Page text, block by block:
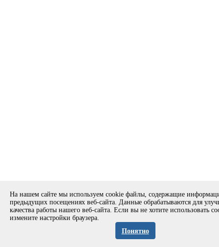
На нашем сайте мы используем cookie файлы, содержащие
предыдущих посещениях веб-сайта. Данные обрабатываются для
качества работы нашего веб-сайта. Если вы не хотите использовать
измените настройки браузера.
Понятно